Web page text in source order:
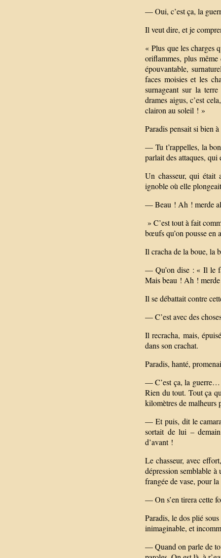
— Oui, c’est ça, la
Il veut dire, et je
« Plus que les charges
oriflammes, plus même
épouvantable,
faces moisies et les
surnageant sur la
drames aigus, c’est
clairon au soleil ! »
Paradis pensait si bien
— Tu t’rappelles, la
parlait des attaques,
Un chasseur, qui était
ignoble où elle
— Beau ! Ah ! merde
» C’est tout à fait
bœufs qu’on pousse en
Il cracha de la boue, la
— Qu’on dise : « Il le
Mais beau ! Ah !
Il se débattait contre
— C’est avec des
Il recracha, mais,
dans son crachat.
Paradis, hanté,
— C’est ça, la guerre…
Rien du tout. Tout ça
kilomètres de malheurs
— Et puis, dit le
sortait de lui –
d’avant !
Le chasseur, avec
dépression semblable
frangée de vase, pour
— On s’en tirera cette
Paradis, le dos plié
inimaginable, et
— Quand on parle de